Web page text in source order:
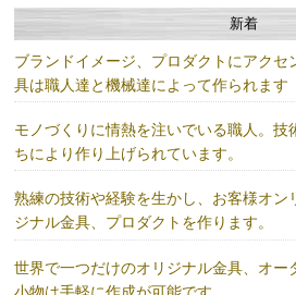
新着
ブランドイメージ、プロダクトにアクセ
具は職人達と機械達によって作られます
モノづくりに情熱を注いでいる職人。技
ちにより作り上げられています。
熟練の技術や経験を生かし、お客様オン
ジナル金具、プロダクトを作ります。
世界で一つだけのオリジナル金具、オー
小物は手軽に作成が可能です。